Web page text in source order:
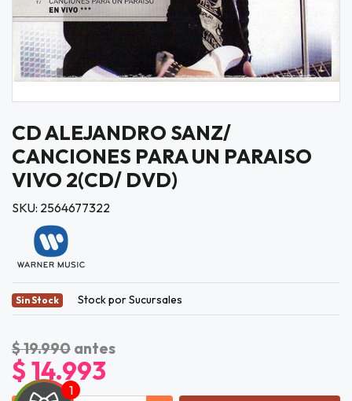
CD ALEJANDRO SANZ/
CANCIONES PARA UN PARAISO
VIVO 2(CD/ DVD)
SKU: 2564677322
Sin Stock Stock por Sucursales
$ 19.990 antes
$ 14.993